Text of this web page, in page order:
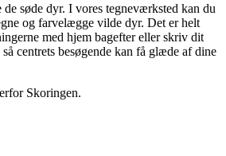
søde dyr. I vores tegneværksted kan du
og farvelægge vilde dyr. Det er helt
med hjem bagefter eller skriv dit
centrets besøgende kan få glæde af dine
Skoringen.